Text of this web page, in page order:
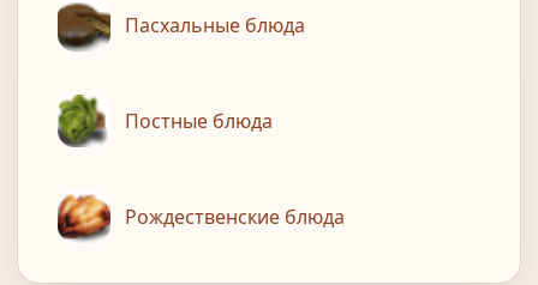
Пасхальные блюда
Постные блюда
Рождественские блюда